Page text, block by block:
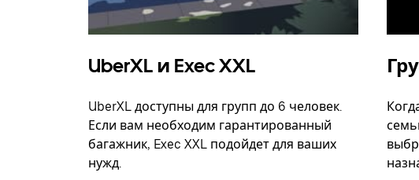
UberXL и Exec XXL
UberXL доступны для групп до 6 человек.
Если вам необходим гарантированный
багажник, Exec XXL подойдет для ваших
нужд.